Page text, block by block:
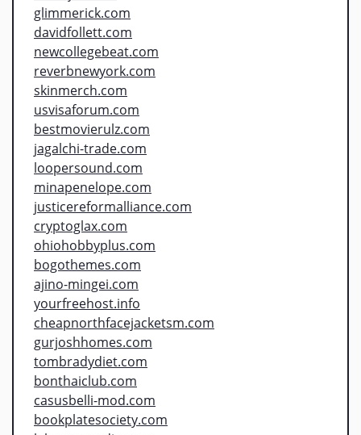
glimmerick.com
davidfollett.com
newcollegebeat.com
reverbnewyork.com
skinmerch.com
usvisaforum.com
bestmovierulz.com
jagalchi-trade.com
loopersound.com
minapenelope.com
justicereformalliance.com
cryptoglax.com
ohiohobbyplus.com
bogothemes.com
ajino-mingei.com
yourfreehost.info
cheapnorthfacejacketsm.com
gurjoshhomes.com
tombradydiet.com
bonthaiclub.com
casusbelli-mod.com
bookplatesociety.com